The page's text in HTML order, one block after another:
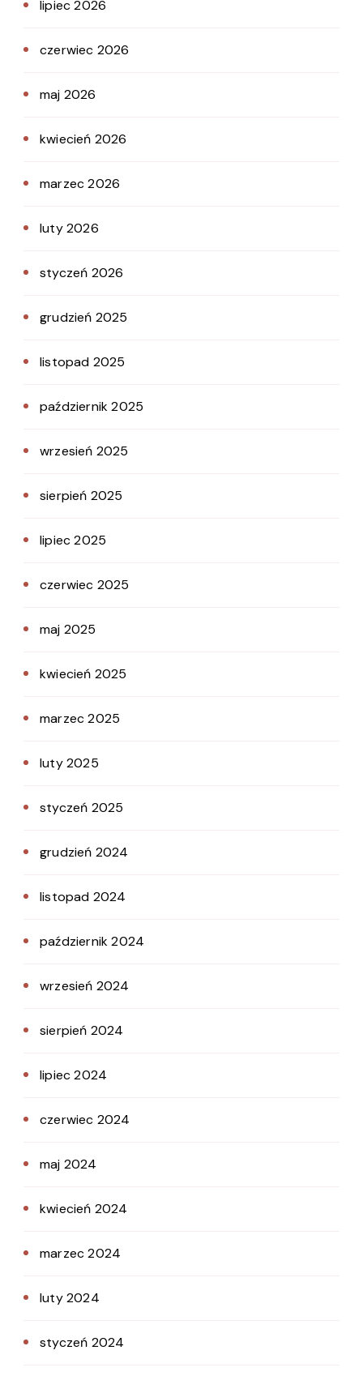
lipiec 2026
czerwiec 2026
maj 2026
kwiecień 2026
marzec 2026
luty 2026
styczeń 2026
grudzień 2025
listopad 2025
październik 2025
wrzesień 2025
sierpień 2025
lipiec 2025
czerwiec 2025
maj 2025
kwiecień 2025
marzec 2025
luty 2025
styczeń 2025
grudzień 2024
listopad 2024
październik 2024
wrzesień 2024
sierpień 2024
lipiec 2024
czerwiec 2024
maj 2024
kwiecień 2024
marzec 2024
luty 2024
styczeń 2024